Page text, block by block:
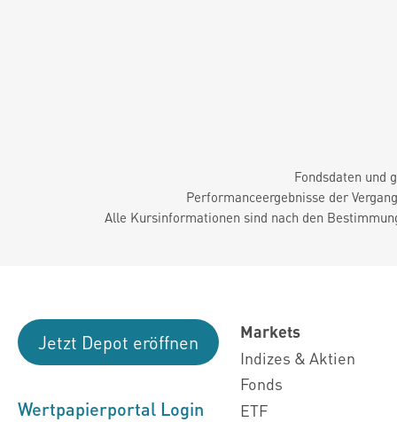
Fondsdaten und
Performanceergebnisse der
Alle Kursinformationen sind nach den
Jetzt Depot eröffnen
Wertpapierportal Login
Markets
Indizes & Aktien
Fonds
ETF